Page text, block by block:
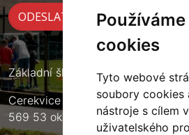
cookies
Tyto webové
soubory cookies
nástroje s cílem
uživatelského
Základní škola Cerekvice nad
Cerekvice nad Loučnou 135
569 53 okres Svitavy